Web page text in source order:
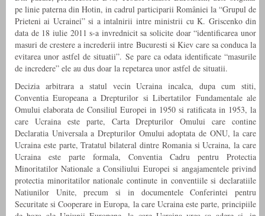
pe linie paterna din Hotin, in cadrul participarii României la “Grupul de
Prieteni ai Ucrainei” si a intalnirii intre ministrii cu K. Griscenko din
data de 18 iulie 2011 s-a invrednicit sa solicite doar “identificarea unor
masuri de crestere a increderii intre Bucuresti si Kiev care sa conduca la
evitarea unor astfel de situatii”. Se pare ca odata identificate “masurile
de incredere” ele au dus doar la repetarea unor astfel de situatii.
Decizia arbitrara a statul vecin Ucraina incalca, dupa cum stiti,
Conventia Europeana a Drepturilor si Libertatilor Fundamentale ale
Omului elaborata de Consiliul Europei in 1950 si ratificata in 1953, la
care Ucraina este parte, Carta Drepturilor Omului care contine
Declaratia Universala a Drepturilor Omului adoptata de ONU, la care
Ucraina este parte, Tratatul bilateral dintre Romania si Ucraina, la care
Ucraina este parte formala, Conventia Cadru pentru Protectia
Minoritatilor Nationale a Consiliului Europei si angajamentele privind
protectia minoritatilor nationale continute in conventiile si declaratiile
Natiunilor Unite, precum si in documentele Conferintei pentru
Securitate si Cooperare in Europa, la care Ucraina este parte, principiile